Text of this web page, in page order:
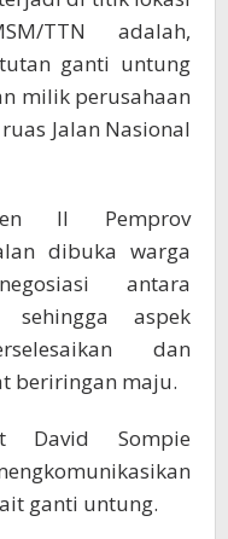
TTN adalah,
ganti untung
milik perusahaan
Jalan Nasional
II Pemprov
dibuka warga
antara
aspek
dan
beriringan maju.
David Sompie
ganti untung.